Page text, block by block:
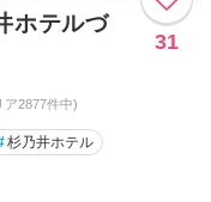
ホテルづ
31
ア2877件中)
杉乃井ホテル